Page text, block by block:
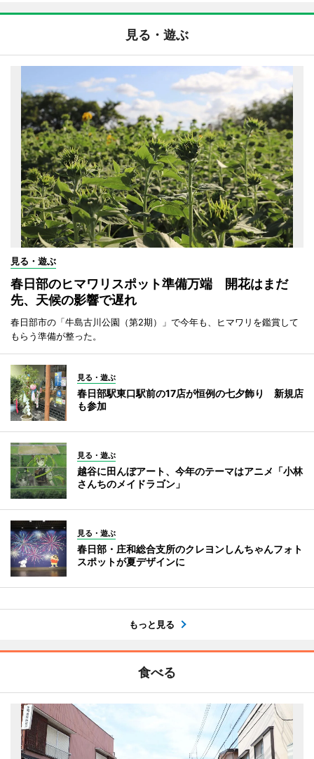
見る・遊ぶ
見る・遊ぶ
春日部のヒマワリスポット準備万端 開花はまだ
先、天候の影響で遅れ
春日部市の「牛島古川公園（第2期）」で今年も、ヒマワリを鑑賞して
もらう準備が整った。
見る・遊ぶ
春日部駅東口駅前の17店が恒例の七夕飾り 新規店
も参加
見る・遊ぶ
越谷に田んぼアート、今年のテーマはアニメ「小林
さんちのメイドラゴン」
見る・遊ぶ
春日部・庄和総合支所のクレヨンしんちゃんフォト
スポットが夏デザインに
もっと見る
食べる